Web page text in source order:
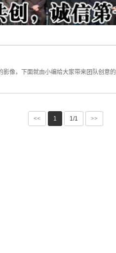
像，下面就由小编给大家带来团队创意
<< 1 1/1 >>